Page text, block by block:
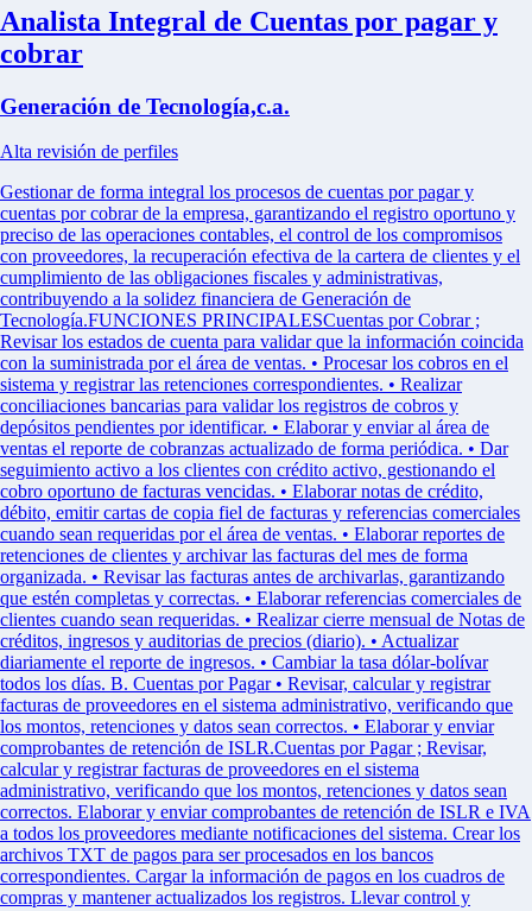
Analista Integral de Cuentas por pagar y
cobrar
Generación de Tecnología,c.a.
Alta revisión de perfiles
Gestionar de forma integral los procesos de cuentas por pagar y
cuentas por cobrar de la empresa, garantizando el registro oportuno y
preciso de las operaciones contables, el control de los compromisos
con proveedores, la recuperación efectiva de la cartera de clientes y el
cumplimiento de las obligaciones fiscales y administrativas,
contribuyendo a la solidez financiera de Generación de
Tecnología.FUNCIONES PRINCIPALESCuentas por Cobrar ;
Revisar los estados de cuenta para validar que la información coincida
con la suministrada por el área de ventas. • Procesar los cobros en el
sistema y registrar las retenciones correspondientes. • Realizar
conciliaciones bancarias para validar los registros de cobros y
depósitos pendientes por identificar. • Elaborar y enviar al área de
ventas el reporte de cobranzas actualizado de forma periódica. • Dar
seguimiento activo a los clientes con crédito activo, gestionando el
cobro oportuno de facturas vencidas. • Elaborar notas de crédito,
débito, emitir cartas de copia fiel de facturas y referencias comerciales
cuando sean requeridas por el área de ventas. • Elaborar reportes de
retenciones de clientes y archivar las facturas del mes de forma
organizada. • Revisar las facturas antes de archivarlas, garantizando
que estén completas y correctas. • Elaborar referencias comerciales de
clientes cuando sean requeridas. • Realizar cierre mensual de Notas de
créditos, ingresos y auditorias de precios (diario). • Actualizar
diariamente el reporte de ingresos. • Cambiar la tasa dólar-bolívar
todos los días. B. Cuentas por Pagar • Revisar, calcular y registrar
facturas de proveedores en el sistema administrativo, verificando que
los montos, retenciones y datos sean correctos. • Elaborar y enviar
comprobantes de retención de ISLR.Cuentas por Pagar ; Revisar,
calcular y registrar facturas de proveedores en el sistema
administrativo, verificando que los montos, retenciones y datos sean
correctos. Elaborar y enviar comprobantes de retención de ISLR e IVA
a todos los proveedores mediante notificaciones del sistema. Crear los
archivos TXT de pagos para ser procesados en los bancos
correspondientes. Cargar la información de pagos en los cuadros de
compras y mantener actualizados los registros. Llevar control y